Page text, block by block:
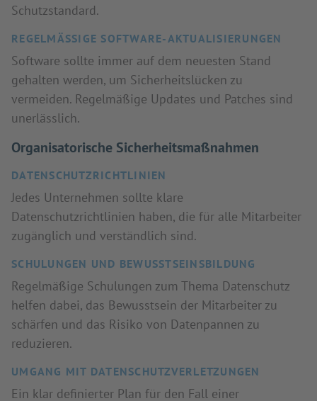
Schutzstandard.
REGELMÄSSIGE SOFTWARE-AKTUALISIERUNGEN
Software sollte immer auf dem neuesten Stand
gehalten werden, um Sicherheitslücken zu
vermeiden. Regelmäßige Updates und Patches sind
unerlässlich.
Organisatorische Sicherheitsmaßnahmen
DATENSCHUTZRICHTLINIEN
Jedes Unternehmen sollte klare
Datenschutzrichtlinien haben, die für alle Mitarbeiter
zugänglich und verständlich sind.
SCHULUNGEN UND BEWUSSTSEINSBILDUNG
Regelmäßige Schulungen zum Thema Datenschutz
helfen dabei, das Bewusstsein der Mitarbeiter zu
schärfen und das Risiko von Datenpannen zu
reduzieren.
UMGANG MIT DATENSCHUTZVERLETZUNGEN
Ein klar definierter Plan für den Fall einer